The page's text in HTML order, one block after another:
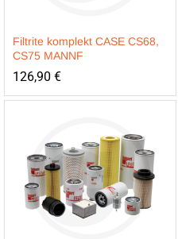
Filtrite komplekt CASE CS68,
CS75 MANNF
126,90 €